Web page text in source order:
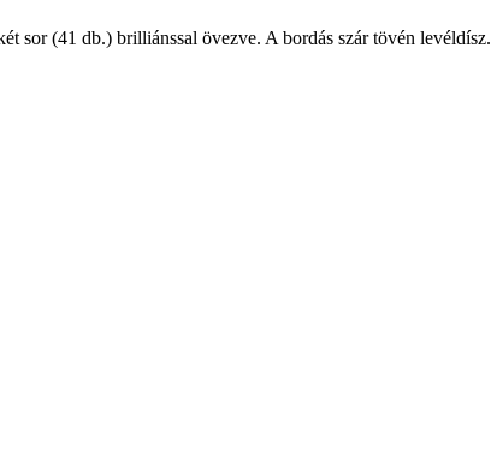
sor (41 db.) brilliánssal övezve. A bordás szár tövén levéldísz.